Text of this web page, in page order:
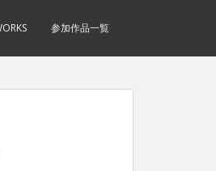
参加作品一覧